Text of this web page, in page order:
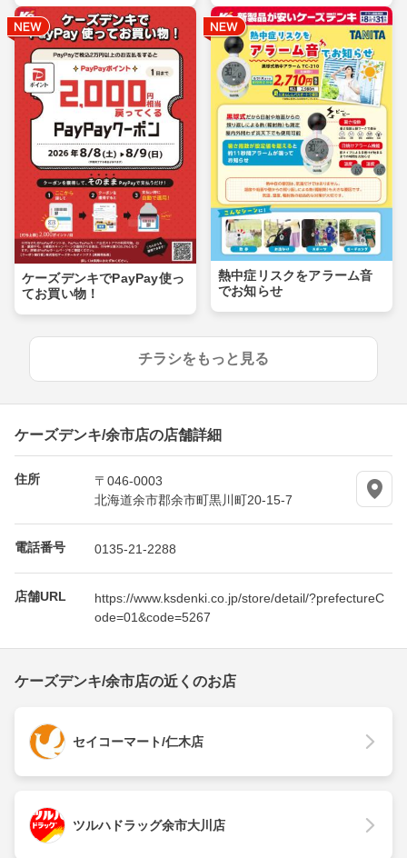
ケーズデンキでPayPay使っ
てお買い物！
熱中症リスクをアラーム音
でお知らせ
チラシをもっと見る
ケーズデンキ/余市店の店舗詳細
住所
〒046-0003
北海道余市郡余市町黒川町20-15-7
電話番号 0135-21-2288
店舗URL
https://www.ksdenki.co.jp/store/detail/?prefectureC
ode=01&code=5267
ケーズデンキ/余市店の近くのお店
セイコーマート/仁木店
ツルハドラッグ余市大川店